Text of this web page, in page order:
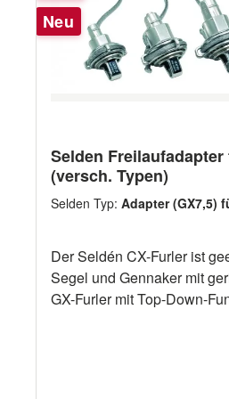
Neu
Selden
(versch. Typen)
Selden Typ: Adapter (GX7,5)
Der Seldén CX-Furler ist
Segel und Gennaker mit
GX-Furler mit Top-Down-